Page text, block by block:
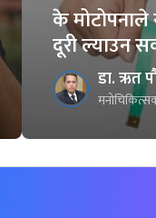
के मोटोपनाले
दूरी ल्याउन
डा. ऋत